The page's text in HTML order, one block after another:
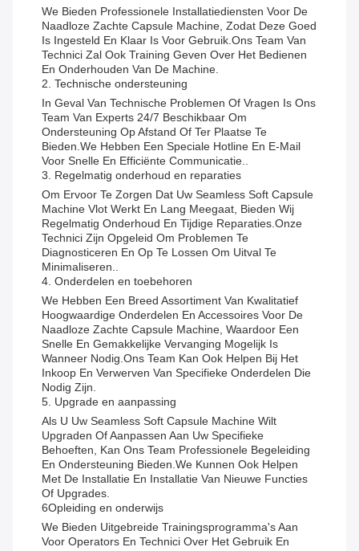
We Bieden Professionele Installatiediensten Voor De
Naadloze Zachte Capsule Machine, Zodat Deze Goed
Is Ingesteld En Klaar Is Voor Gebruik.Ons Team Van
Technici Zal Ook Training Geven Over Het Bedienen
En Onderhouden Van De Machine.
2. Technische ondersteuning
In Geval Van Technische Problemen Of Vragen Is Ons
Team Van Experts 24/7 Beschikbaar Om
Ondersteuning Op Afstand Of Ter Plaatse Te
Bieden.We Hebben Een Speciale Hotline En E-Mail
Voor Snelle En Efficiënte Communicatie..
3. Regelmatig onderhoud en reparaties
Om Ervoor Te Zorgen Dat Uw Seamless Soft Capsule
Machine Vlot Werkt En Lang Meegaat, Bieden Wij
Regelmatig Onderhoud En Tijdige Reparaties.Onze
Technici Zijn Opgeleid Om Problemen Te
Diagnosticeren En Op Te Lossen Om Uitval Te
Minimaliseren..
4. Onderdelen en toebehoren
We Hebben Een Breed Assortiment Van Kwalitatief
Hoogwaardige Onderdelen En Accessoires Voor De
Naadloze Zachte Capsule Machine, Waardoor Een
Snelle En Gemakkelijke Vervanging Mogelijk Is
Wanneer Nodig.Ons Team Kan Ook Helpen Bij Het
Inkoop En Verwerven Van Specifieke Onderdelen Die
Nodig Zijn.
5. Upgrade en aanpassing
Als U Uw Seamless Soft Capsule Machine Wilt
Upgraden Of Aanpassen Aan Uw Specifieke
Behoeften, Kan Ons Team Professionele Begeleiding
En Ondersteuning Bieden.We Kunnen Ook Helpen
Met De Installatie En Installatie Van Nieuwe Functies
Of Upgrades.
6Opleiding en onderwijs
We Bieden Uitgebreide Trainingsprogramma's Aan
Voor Operators En Technici Over Het Gebruik En